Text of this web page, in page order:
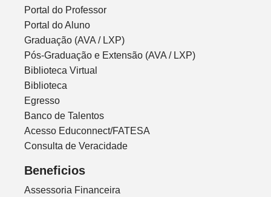
Portal do Professor
Portal do Aluno
Graduação (AVA / LXP)
Pós-Graduação e Extensão (AVA / LXP)
Biblioteca Virtual
Biblioteca
Egresso
Banco de Talentos
Acesso Educonnect/FATESA
Consulta de Veracidade
Beneficios
Assessoria Financeira